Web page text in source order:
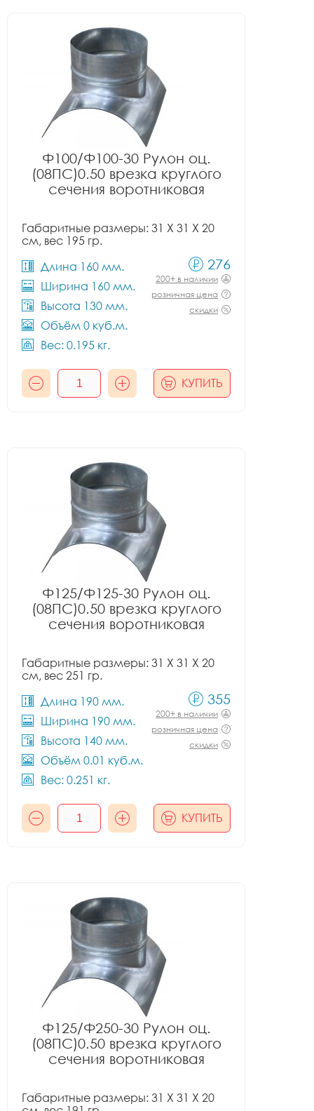
Ф100/Ф100-30 Рулон оц.
(08ПС)0.50 врезка круглого
сечения воротниковая
Габаритные размеры: 31 X 31 X 20
см, вес 195 гр.
Длина 160 мм.
Ширина 160 мм.
Высота 130 мм.
Объём 0 куб.м.
Вес: 0.195 кг.
276
200+ в наличии
розничная цена
скидки
КУПИТЬ
Ф125/Ф125-30 Рулон оц.
(08ПС)0.50 врезка круглого
сечения воротниковая
Габаритные размеры: 31 X 31 X 20
см, вес 251 гр.
Длина 190 мм.
Ширина 190 мм.
Высота 140 мм.
Объём 0.01 куб.м.
Вес: 0.251 кг.
355
200+ в наличии
розничная цена
скидки
КУПИТЬ
Ф125/Ф250-30 Рулон оц.
(08ПС)0.50 врезка круглого
сечения воротниковая
Габаритные размеры: 31 X 31 X 20